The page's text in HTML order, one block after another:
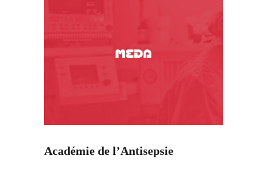
Académie de l’Antisepsie